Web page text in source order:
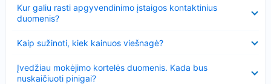
Kur galiu rasti apgyvendinimo įstaigos kontaktinius
duomenis?
Kaip sužinoti, kiek kainuos viešnagė?
Įvedžiau mokėjimo kortelės duomenis. Kada bus
nuskaičiuoti pinigai?